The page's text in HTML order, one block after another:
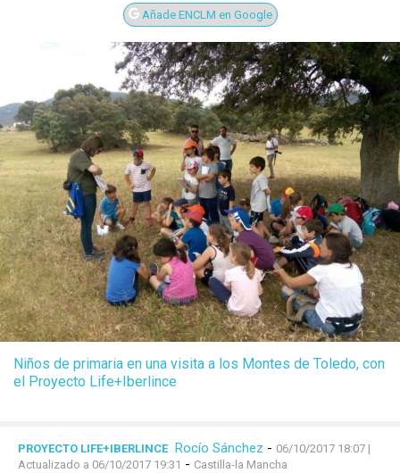
Añade ENCLM en Google
Niños de primaria en una visita a los Montes de Toledo, con
el Proyecto Life+Iberlince
PROYECTO LIFE+IBERLINCE Rocío Sánchez - 06/10/2017 18:07 |
Actualizado a 06/10/2017 19:31 - Castilla-la Mancha